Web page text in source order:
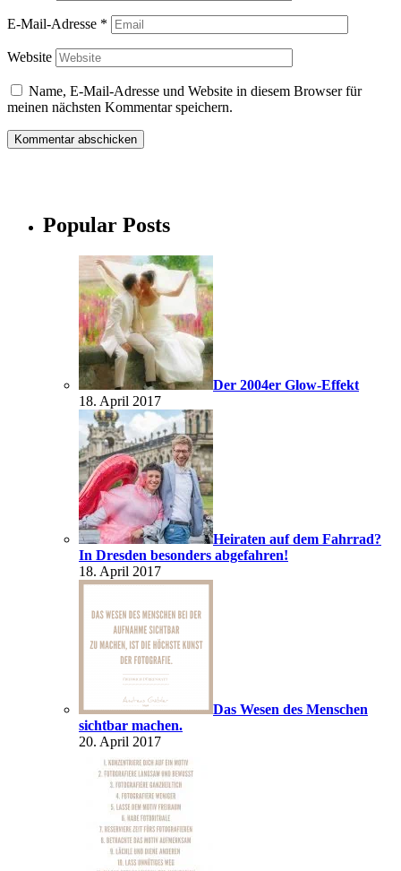
E-Mail-Adresse *
Website
Name, E-Mail-Adresse und Website in diesem Browser für
meinen nächsten Kommentar speichern.
Popular Posts
Der 2004er Glow-Effekt
18. April 2017
Heiraten auf dem Fahrrad?
In Dresden besonders abgefahren!
18. April 2017
Das Wesen des Menschen
sichtbar machen.
20. April 2017